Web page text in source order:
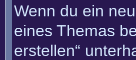
Wenn du ein
eines Themas
erstellen“